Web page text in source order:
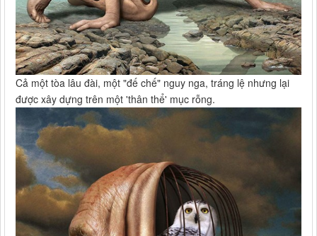
Cả một tòa lâu đài, một "đế chế" nguy nga, tráng lệ nhưng lại
được xây dựng trên một 'thân thể' mục rỗng.